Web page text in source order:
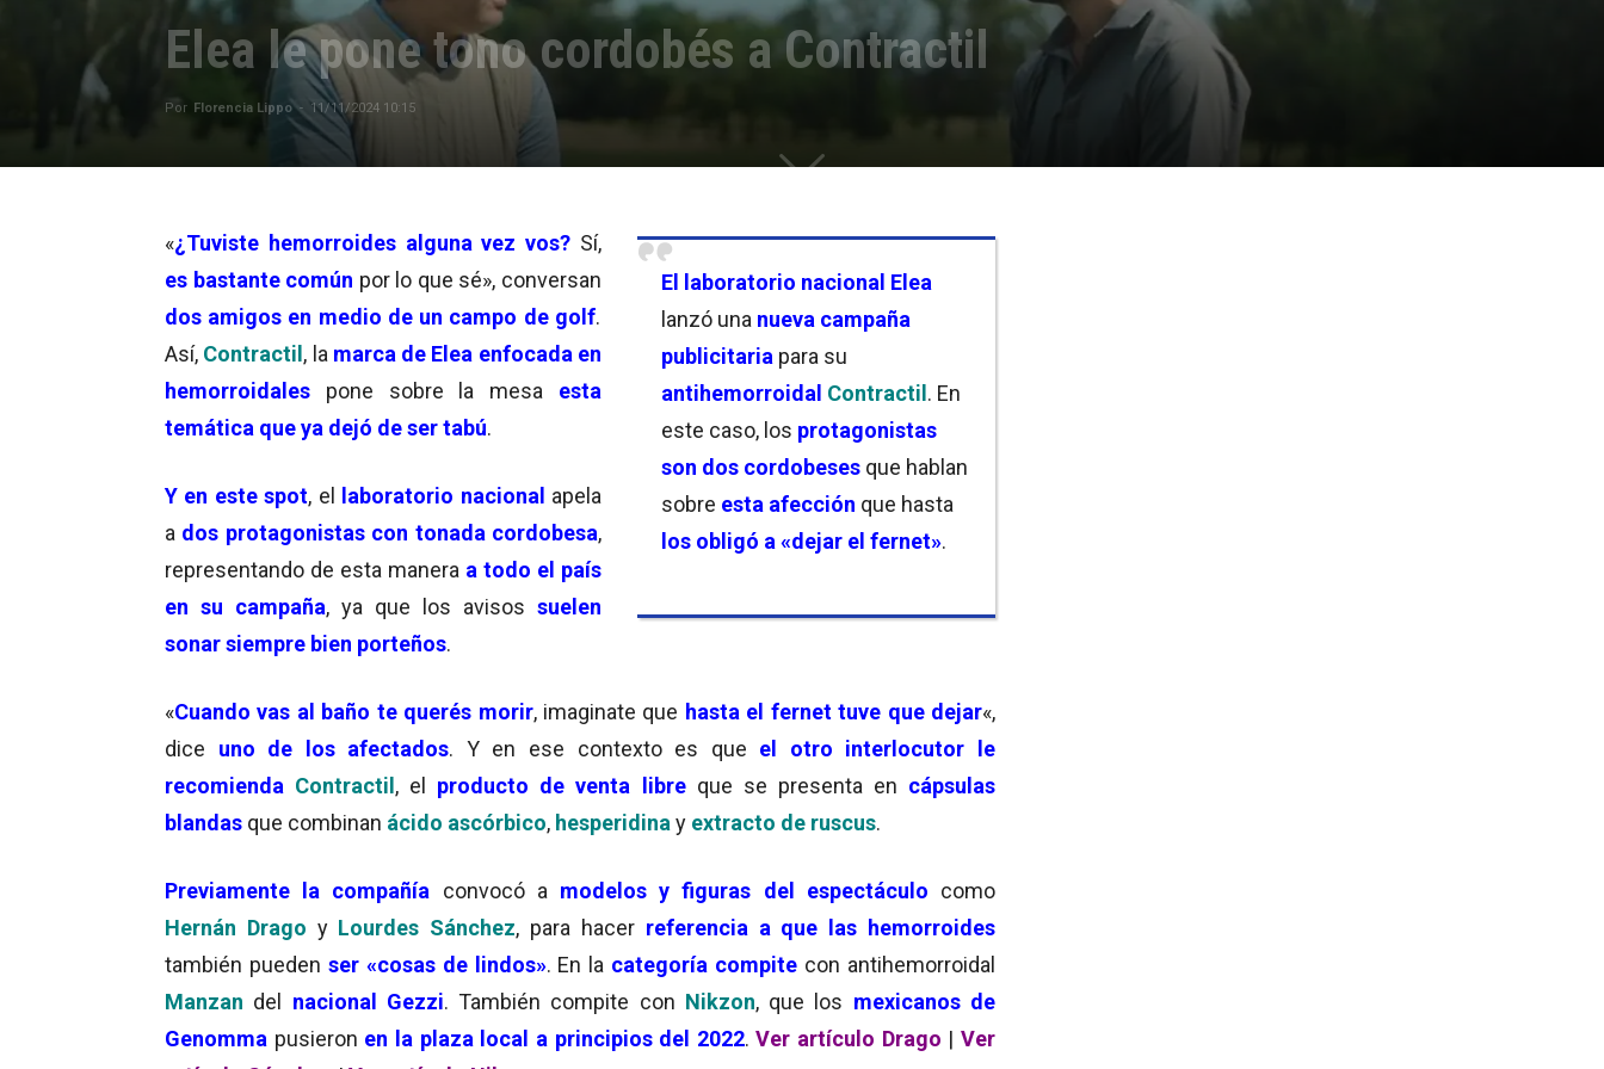
Elea le pone tono cordobés a Contractil
Por Florencia Lippo - 11/11/2024 10:15
El laboratorio nacional Elea
lanzó una nueva campaña
publicitaria para su
antihemorroidal Contractil. En
este caso, los protagonistas
son dos cordobeses que hablan
sobre esta afección que hasta
los obligó a «dejar el fernet».
«¿Tuviste hemorroides alguna vez vos? Sí,
es bastante común por lo que sé», conversan
dos amigos en medio de un campo de golf.
Así, Contractil, la marca de Elea enfocada en
hemorroidales pone sobre la mesa esta
temática que ya dejó de ser tabú.
Y en este spot, el laboratorio nacional apela
a dos protagonistas con tonada cordobesa,
representando de esta manera a todo el país
en su campaña, ya que los avisos suelen
sonar siempre bien porteños.
«Cuando vas al baño te querés morir, imaginate que hasta el fernet tuve que dejar«,
dice uno de los afectados. Y en ese contexto es que el otro interlocutor le
recomienda Contractil, el producto de venta libreque se presenta en cápsulas
blandas que combinan ácido ascórbico, hesperidina y extracto de ruscus.
Previamente la compañía convocó a modelos y figuras del espectáculo como
Hernán Drago y Lourdes Sánchez, para hacerreferencia a que las hemorroides
también pueden ser «cosas de lindos». En la categoría compite con antihemorroidal
Manzan del nacional Gezzi. También compite con Nikzon, que los mexicanos de
Genomma pusieron en la plaza local a principios del 2022.Ver artículo Drago |Ver